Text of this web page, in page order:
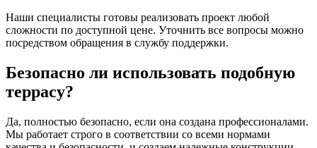
Наши специалисты готовы реализовать проект любой
сложности по доступной цене. Уточнить все вопросы можно
посредством обращения в службу поддержки.
Безопасно ли использовать подобную
террасу?
Да, полностью безопасно, если она создана профессионалами.
Мы работает строго в соответствии со всеми нормами